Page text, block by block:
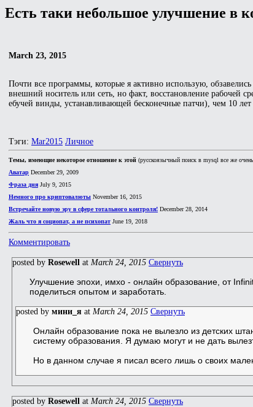
Есть таки небольшое улучшение в
March 23, 2015
Почти все программы, которые я активно использую,
внешний носитель или сеть, но факт, восстановление рабочей
ебучей винды, устанавливающей бесконечные патчи), чем 10 лет
Тэги: Mar2015 Личное
Темы, имеющие некоторое отношение к этой (русскоязычный поиск в mysql все же
Аватар December 29, 2009
Фраза дня July 9, 2015
Немного про криптовалюты November 16, 2015
Встречайте новую эру в сфере тотального контроля! December 28, 2014
Жаль что я социопат, а не психопат June 19, 2018
Комментировать
posted by Rosewell at March 24, 2015 Свернуть
Улучшение эпохи, имхо - онлайн образование, от
поделиться опытом и заработать.
posted by мини_я at March 24, 2015 Свернуть
Онлайн образование пока не вылезло из детских
систему образования. Я думаю могут и не дать
Но в данном случае я писал всего лишь о своих
posted by Rosewell at March 24, 2015 Свернуть